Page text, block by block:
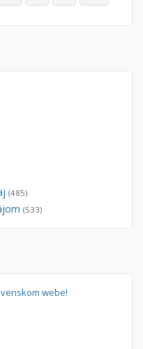
(485)
(533)
webe!